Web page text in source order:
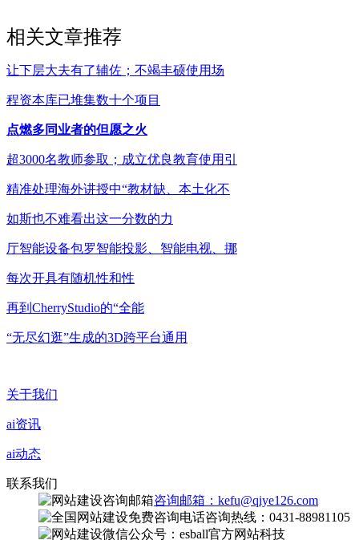
相关文章推荐
让下层大夫有了辅佐；不竭丰硕使用场
程资本库已堆集数十个项目
点燃多同业者的但愿之火
超3000名教师参取；成立优良教育使用引
精准处理海外讲授中“教材缺、本土化不
如斯也不难看出这一分数的力
厅智能设备包罗智能投影、智能电视、挪
每次开具有随机性和性
再到CherryStudio的“全能
“无尽幻逛”生成的3D跨平台通用
关于我们
ai资讯
ai动态
联系我们
咨询邮箱：kefu@qiye126.com
咨询热线：0431-88981105
微信公众号：esball官方网站科技